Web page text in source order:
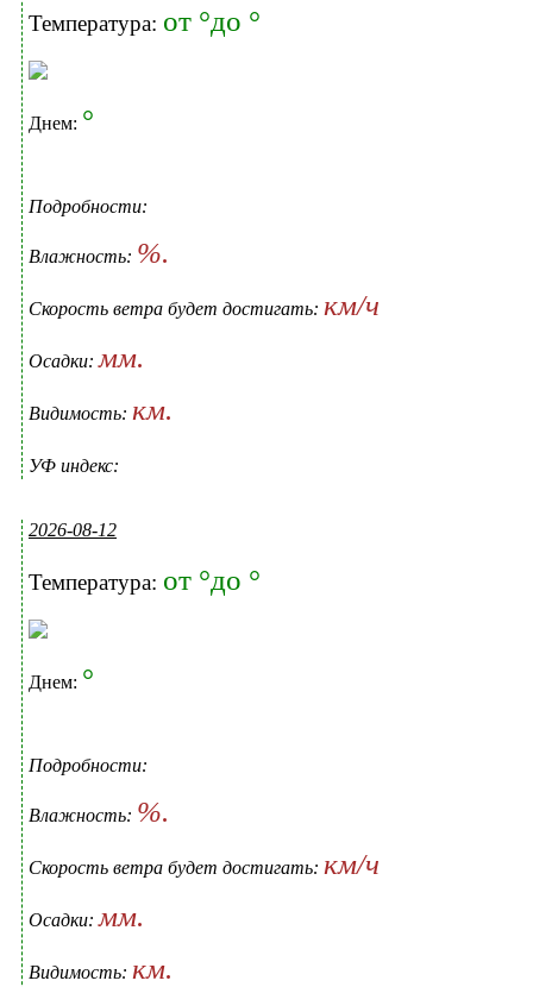
Температура: от °до °
Днем: °
Подробности:
Влажность: %.
Скорость ветра будет достигать: км/ч
Осадки:мм.
Видимость: км.
УФ индекс:
2026-08-12
Температура: от °до °
Днем: °
Подробности:
Влажность: %.
Скорость ветра будет достигать: км/ч
Осадки:мм.
Видимость: км.